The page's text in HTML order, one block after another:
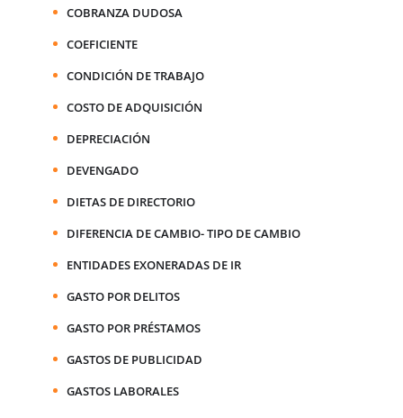
COBRANZA DUDOSA
COEFICIENTE
CONDICIÓN DE TRABAJO
COSTO DE ADQUISICIÓN
DEPRECIACIÓN
DEVENGADO
DIETAS DE DIRECTORIO
DIFERENCIA DE CAMBIO- TIPO DE CAMBIO
ENTIDADES EXONERADAS DE IR
GASTO POR DELITOS
GASTO POR PRÉSTAMOS
GASTOS DE PUBLICIDAD
GASTOS LABORALES